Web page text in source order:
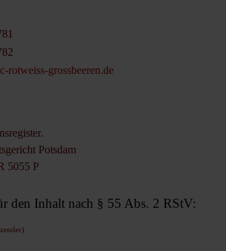
rotweiss-grossbeeren.de
Potsdam
5055 P
den Inhalt nach § 55 Abs. 2 RStV: